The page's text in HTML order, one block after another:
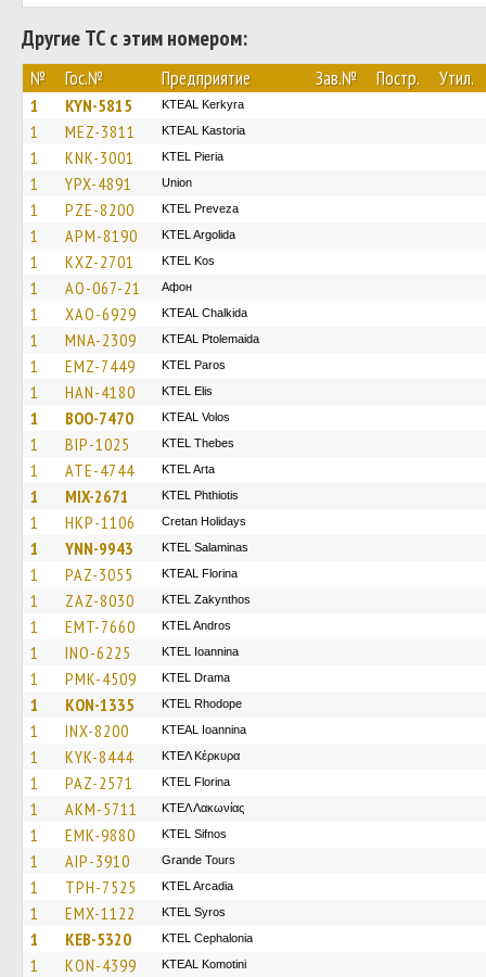
Другие ТС с этим номером:
№ Гос.№ Предприятие Зав.№ Постр. Утил.
1 KYN-5815 KTEAL Kerkyra
1 MEZ-3811 KTEAL Kastoria
1 KNK-3001 KTEL Pieria
1 YPX-4891 Union
1 PZE-8200 KTEL Preveza
1 APM-8190 KTEL Argolida
1 KXZ-2701 KTEL Kos
1 AO-067-21 Афон
1 XAO-6929 KTEAL Chalkida
1 MNA-2309 KTEAL Ptolemaida
1 EMZ-7449 KTEL Paros
1 HAN-4180 KTEL Elis
1 BOO-7470 KTEAL Volos
1 BIP-1025 KTEL Thebes
1 ATE-4744 KTEL Arta
1 MIX-2671 ΚΤΕL Phthiotis
1 HKP-1106 Cretan Holidays
1 YNN-9943 KTEL Salaminas
1 PAZ-3055 KTEAL Florina
1 ZAZ-8030 KTEL Zakynthos
1 EMT-7660 KTEL Andros
1 INO-6225 KTEL Ioannina
1 PMK-4509 KTEL Drama
1 KON-1335 KTEL Rhodope
1 INX-8200 KTEAL Ioannina
1 KYK-8444 ΚΤΕΛ Κέρκυρα
1 PAZ-2571 KTEL Florina
1 AKM-5711 ΚΤΕΛ Λακωνίας
1 EMK-9880 KTEL Sifnos
1 AIP-3910 Grande Tours
1 TPH-7525 KTEL Arcadia
1 EMX-1122 KTEL Syros
1 KEB-5320 KTEL Cephalonia
1 KON-4399 KTEAL Komotini